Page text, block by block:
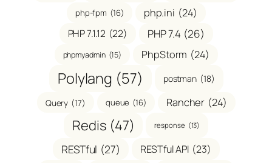
php-fpm (16) php.ini (24)
PHP 7.1.12 (22) PHP 7.4 (26)
phpmyadmin (15) PhpStorm (24)
Polylang (57) postman (18)
Query (17) queue (16) Rancher (24)
Redis (47) response (13)
RESTful (27) RESTful API (23)